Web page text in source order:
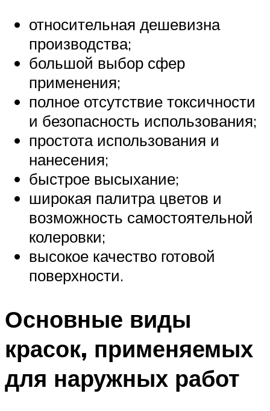
относительная дешевизна
производства;
большой выбор сфер
применения;
полное отсутствие токсичности
и безопасность использования;
простота использования и
нанесения;
быстрое высыхание;
широкая палитра цветов и
возможность самостоятельной
колеровки;
высокое качество готовой
поверхности.
Основные виды
красок, применяемых
для наружных работ